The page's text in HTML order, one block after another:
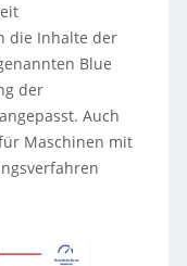
die Inhalte der
Blue
der
Auch
Maschinen mit